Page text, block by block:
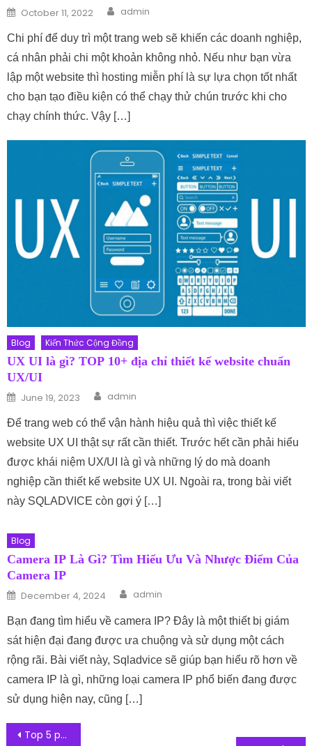
Posted on
October 11, 2022 Author
admin
Chi phí để duy trì một trang web sẽ khiến các doanh nghiệp,
cá nhân phải chi một khoản không nhỏ. Nếu như bạn vừa
lập một website thì hosting miễn phí là sự lựa chọn tốt nhất
cho bạn tạo điều kiện có thể chạy thử chún trước khi cho
chạy chính thức. Vậy […]
Blog Kiến Thức Cộng Đồng
UX UI là gì? TOP 10+ địa chỉ thiết kế website chuẩn
UX/UI
Posted on
June 19, 2023 Author
admin
Để trang web có thể vận hành hiệu quả thì việc thiết kế
website UX UI thật sự rất cần thiết. Trước hết cần phải hiểu
được khái niệm UX/UI là gì và những lý do mà doanh
nghiệp cần thiết kế website UX UI. Ngoài ra, trong bài viết
này SQLADVICE còn gợi ý […]
Blog
Camera IP Là Gì? Tìm Hiểu Ưu Và Nhược Điểm Của
Camera IP
Posted on
December 4, 2024 Author
admin
Bạn đang tìm hiểu về camera IP? Đây là một thiết bị giám
sát hiện đại đang được ưa chuộng và sử dụng một cách
rộng rãi. Bài viết này, Sqladvice sẽ giúp bạn hiểu rõ hơn về
camera IP là gì, những loại camera IP phổ biến đang được
sử dụng hiện nay, cũng […]
Post navigation
Top 5 phần mềm dạy học online, app dạy học trực tuyến phổ biến hiện nay